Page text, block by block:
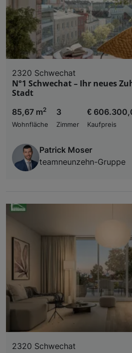
2320 Schwechat
N°1 Schwechat – Ihr neues
Stadt
85,67 m2
Wohnfläche
3
Zimmer
€
Kaufpreis
Patrick Moser
teamneunzehn-Gruppe
2320 Schwechat